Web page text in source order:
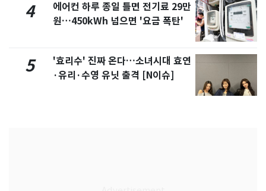
4
에어컨 하루 종일 틀면 전기료 29만
원…450kWh 넘으면 '요금 폭탄'
5
'효리수' 진짜 온다…소녀시대 효연
·유리·수영 유닛 출격 [N이슈]